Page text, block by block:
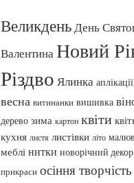
ВеликденьДень
ВалентинаНовий
Різдво Ялинка аплікації
весна витинанки вишивка
дерево зима картон квіти
кухня листя листівки літо
меблі нитки новорічний декор
прикраси осіння творчість